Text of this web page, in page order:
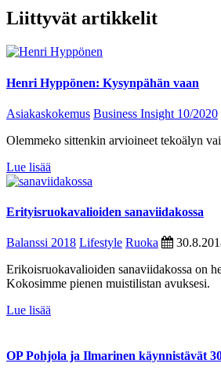
Liittyvät artikkelit
Henri Hyppönen: Kysynpähän vaan
Asiakaskokemus Business Insight 10/2020
Olemmeko sittenkin arvioineet tekoälyn
Lue lisää
Erityisruokavalioiden sanaviidakossa
Balanssi 2018 Lifestyle Ruoka
Erikoisruokavalioiden sanaviidakossa on
Kokosimme pienen muistilistan avuksesi.
Lue lisää
OP Pohjola ja Ilmarinen käynnistävät